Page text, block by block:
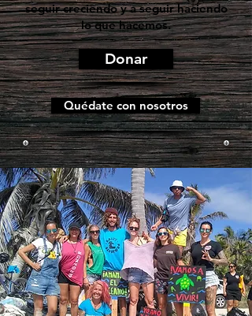
seguir creciendo y a seguir haciendo
lo que hacemos.
Donar
Quédate con nosotros